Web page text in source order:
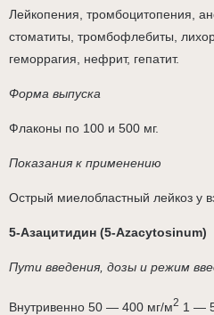
Лейкопения, тромбоцитопения,
стоматиты, тромбофлебиты,
геморрагия, нефрит, гепатит.
Форма выпуска
Флаконы по 100 и 500 мг.
Показания к применению
Острый миелобластный лейкоз у
5-Азацитидин (5-Azacytosinum)
Пути введения, дозы и режим
Внутривенно 50 — 400 мг/м2 1 —